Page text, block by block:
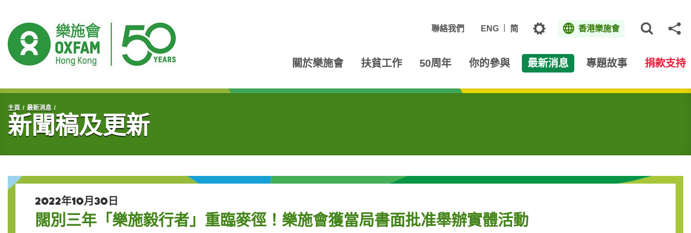
聯絡我們 ENG 简 主題 香港樂施會
關於樂施會 扶貧工作 50周年 你的參與 最新消息 專題故事 捐款支持
開始主要內容
主頁 最新消息
新聞稿及更新
2022年10月30日
闊別三年「樂施毅行者」重臨麥徑！樂施會獲當局書面批准舉辦實體活動